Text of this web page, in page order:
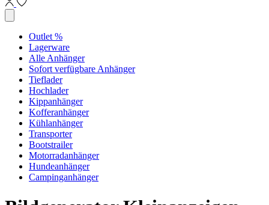
Outlet %
Lagerware
Alle Anhänger
Sofort verfügbare Anhänger
Tieflader
Hochlader
Kippanhänger
Kofferanhänger
Kühlanhänger
Transporter
Bootstrailer
Motorradanhänger
Hundeanhänger
Campinganhänger